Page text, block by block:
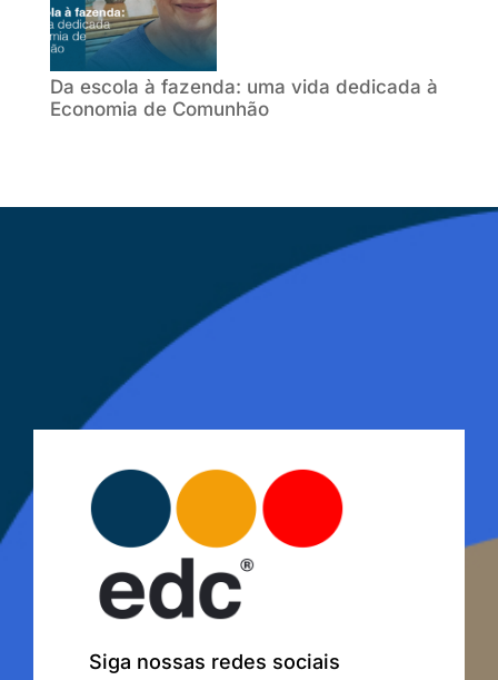
Da escola à fazenda: uma vida dedicada à
Economia de Comunhão
Siga nossas redes sociais